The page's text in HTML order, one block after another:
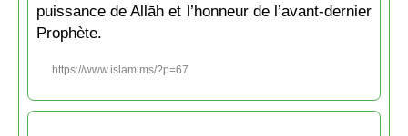
puissance de Allāh et l’honneur de l’avant-dernier
Prophète.
https://www.islam.ms/?p=67